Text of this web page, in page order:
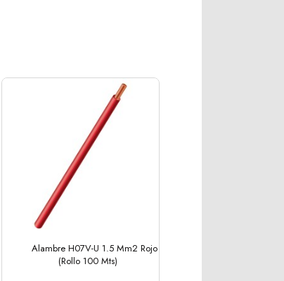
Alambre H07V-U 1.5 Mm2 Rojo
(Rollo 100 Mts)